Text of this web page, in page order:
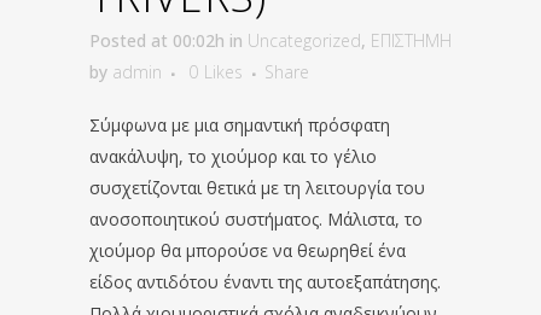
Posted at 00:02h in Uncategorized, ΕΠΙΣΤΗΜΗ
by admin 0 Likes Share
Σύμφωνα με μια σημαντική πρόσφατη
ανακάλυψη, το χιούμορ και το γέλιο
συσχετίζονται θετικά με τη λειτουργία του
ανοσοποιητικού συστήματος. Μάλιστα, το
χιούμορ θα μπορούσε να θεωρηθεί ένα
είδος αντιδότου έναντι της αυτοεξαπάτησης.